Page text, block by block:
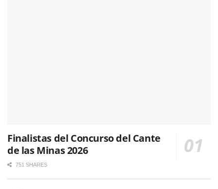
Finalistas del Concurso del Cante
de las Minas 2026
751 SHARES